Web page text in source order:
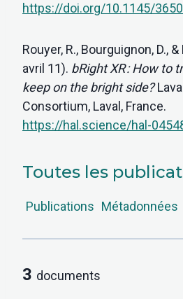
https://doi.org/10.1145/
Rouyer, R., Bourguignon, D.,
avril 11). bRight XR : How to
keep on the bright side?
Consortium, Laval, France.
https://hal.science/hal-
Toutes les
Publications Métadonnées
3 documents